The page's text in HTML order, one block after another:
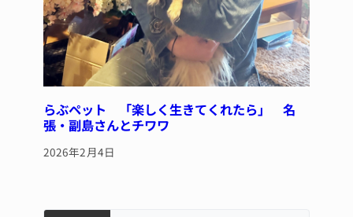
らぶペット 「楽しく生きてくれたら」 名
張・副島さんとチワワ
2026年2月4日